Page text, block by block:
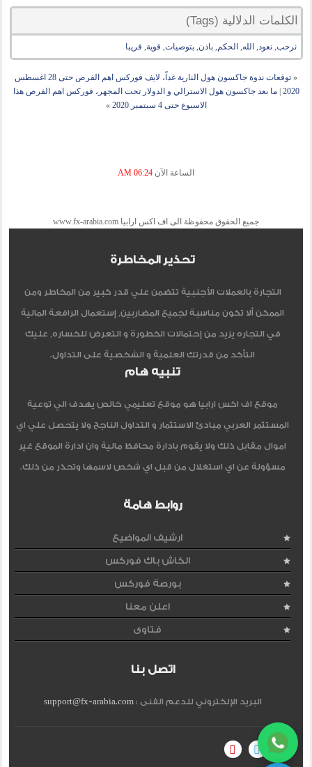
الكلمات الدلالية (Tags)
نرحب,نعود, الله, الحكم,باذن,بتوصيات, قوية, قريبا
«
توقعات ندوة جاكسون هول النارية غداً، لايف فوركس اهم الفرص حتى 28 اغسطس
2020
|ما بعد جاكسون هول الاسترالي و الدولار تحت المجهر، فوركس اهم الفرص هذا
الاسبوع حتى 4 سبتمبر 2020
»
الساعة الآن 06:24 AM
جميع الحقوق محفوظة الى اف اكس ارابيا www.fx-arabia.com
تحذير المخاطرة
التجارة بالعملات الأجنبية تتضمن علي قدر كبير من المخاطر ومن
الممكن ألا تكون مناسبة لجميع المضاربين, إستعمال الرافعة المالية
في التجاره يزيد من إحتمالات الخطورة و التعرض للخساره, عليك
التأكد من قدرتك العلمية و الشخصية على التداول.
تنبيه هام
موقع اف اكس ارابيا هو موقع تعليمي خالص يهدف الي توعية
المستثمر العربي مبادئ الاستثمار و التداول الناجح ولا يتحصل علي اي
اموال مقابل ذلك ولا يقوم بادارة محافظ مالية وان ادارة الموقع غير
مسؤولة عن اي استغلال من قبل اي شخص لاسمها وتحذر من ذلك.
روابط هامة
ارشيف المواضيع
الكاش باك فوركس
بورصة فوركس
اعلن معنا
فتاوى
اتصل بنا
البريد الإلكتروني للدعم الفنى :support@fx-arabia.com